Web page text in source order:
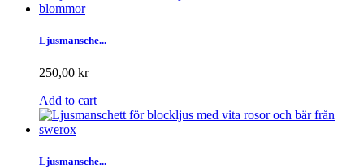
Ljusmansche...
250,00 kr
Add to cart
Ljusmansche...